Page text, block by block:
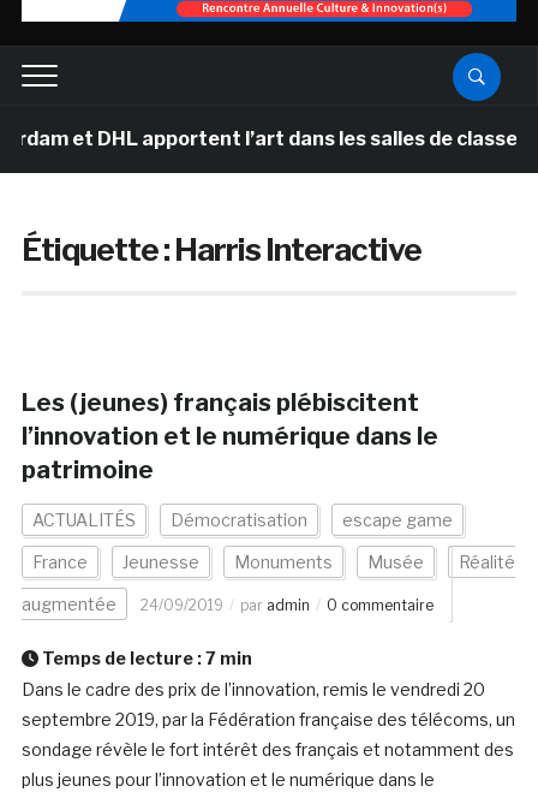
et DHL apportent l’art dans les salles de classe des
Étiquette :Harris Interactive
Les (jeunes) français plébiscitent
l’innovation et le numérique dans le
patrimoine
ACTUALITÉS Démocratisation escape game
France Jeunesse Monuments Musée Réalité
augmentée 24/09/2019 par admin 0 commentaire
Temps de lecture :7 min
Dans le cadre des prix de l’innovation, remis le vendredi 20
septembre 2019, par la Fédération française des télécoms, un
sondage révèle le fort intérêt des français et notamment des
plus jeunes pour l’innovation et le numérique dans le